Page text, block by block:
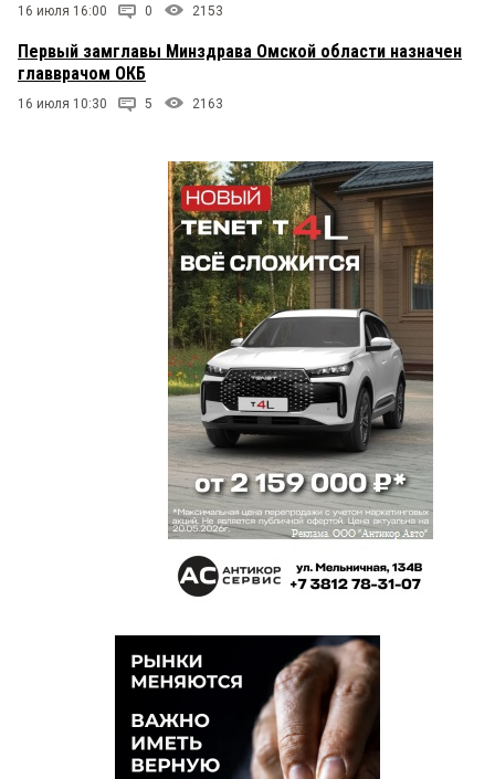
16 июля 16:00 0 2153
Первый замглавы Минздрава Омской области назначен
главврачом ОКБ
16 июля 10:30 5 2163